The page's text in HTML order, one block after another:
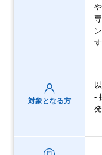
す
対象となる方
-